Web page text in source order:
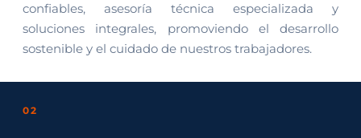
confiables, asesoría técnica especializada y
soluciones integrales, promoviendo el desarrollo
sostenible y el cuidado de nuestros trabajadores.
02